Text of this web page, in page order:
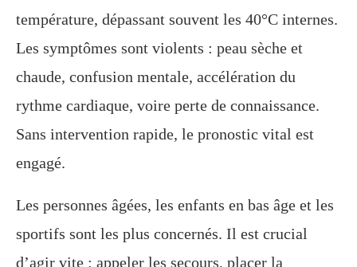
température, dépassant souvent les 40°C internes.
Les symptômes sont violents : peau sèche et
chaude, confusion mentale, accélération du
rythme cardiaque, voire perte de connaissance.
Sans intervention rapide, le pronostic vital est
engagé.
Les personnes âgées, les enfants en bas âge et les
sportifs sont les plus concernés. Il est crucial
d’agir vite : appeler les secours, placer la